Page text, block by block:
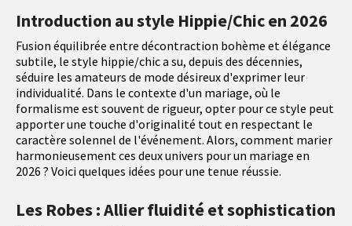
Introduction au style Hippie/Chic en 2026
Fusion équilibrée entre décontraction bohème et élégance
subtile, le style hippie/chic a su, depuis des décennies,
séduire les amateurs de mode désireux d'exprimer leur
individualité. Dans le contexte d'un mariage, où le
formalisme est souvent de rigueur, opter pour ce style peut
apporter une touche d'originalité tout en respectant le
caractère solennel de l'événement. Alors, comment marier
harmonieusement ces deux univers pour un mariage en
2026 ? Voici quelques idées pour une tenue réussie.
Les Robes : Allier fluidité et sophistication